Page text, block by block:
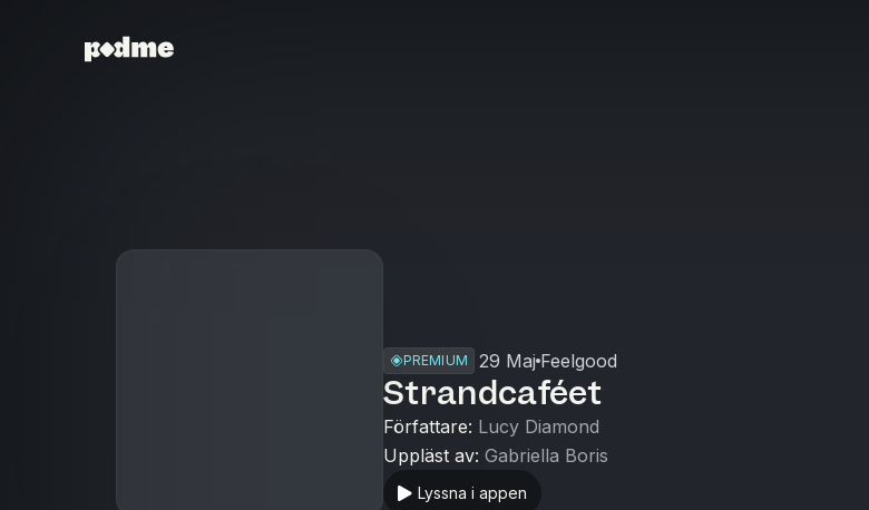
PREMIUM 29 Maj Feelgood
Strandcaféet
Författare: Lucy Diamond
Uppläst av: Gabriella Boris
Lyssna i appen